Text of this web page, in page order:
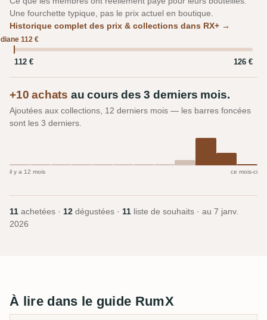
Une fourchette typique, pas le prix actuel en boutique.
Historique complet des prix & collections dans RX+ →
112 €
112 € 126 €
+10 achats au cours des 3 derniers mois.
Ajoutées aux collections, 12 derniers mois — les barres foncées
sont les 3 derniers.
il y a 12 mois ce mois-ci
11 achetées · 12 dégustées · 11 liste de souhaits · au 7 janv.
2026
À lire dans le guide RumX